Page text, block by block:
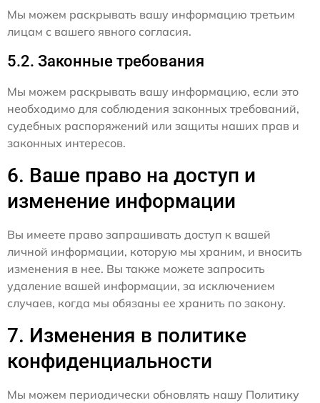
Мы можем раскрывать вашу информацию третьим
лицам с вашего явного согласия.
5.2. Законные требования
Мы можем раскрывать вашу информацию, если это
необходимо для соблюдения законных требований,
судебных распоряжений или защиты наших прав и
законных интересов.
6. Ваше право на доступ и
изменение информации
Вы имеете право запрашивать доступ к вашей
личной информации, которую мы храним, и вносить
изменения в нее. Вы также можете запросить
удаление вашей информации, за исключением
случаев, когда мы обязаны ее хранить по закону.
7. Изменения в политике
конфиденциальности
Мы можем периодически обновлять нашу Политику